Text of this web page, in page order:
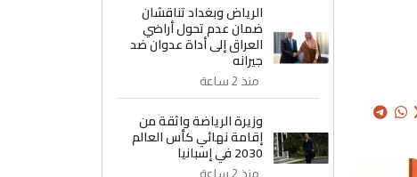
الرياض وبغداد تناقشان
ضمان عدم تحول أراضي
العراق إلى أداة عدوان ضد
جيرانه
منذ 2 ساعة
وزيرة الرياضة واثقة من
إقامة نهائي كأس العالم
2030 في إسبانيا
منذ 2 ساعة